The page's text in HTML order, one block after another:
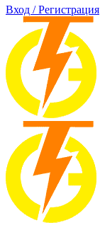
Вход / Регистрация